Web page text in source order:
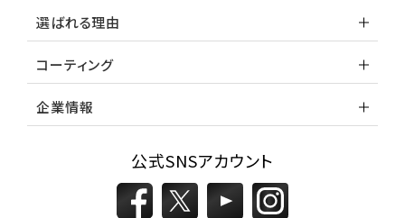
選ばれる理由
コーティング
企業情報
公式SNSアカウント